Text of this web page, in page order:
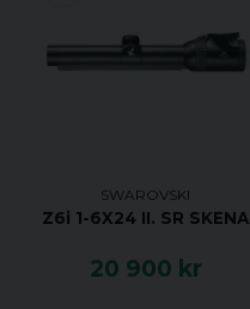
SWAROVSKI
Z6i 1-6X24 II. SR SKENA
20 900 kr